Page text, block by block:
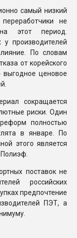
самый низкий
не
этот период.
производителей
По словам
от корейского
выгодное ценовое
сокращается
риски. Один
полностью
в январе. По
этого является
поставок не
российских
предпочтение
ПЭТ, а